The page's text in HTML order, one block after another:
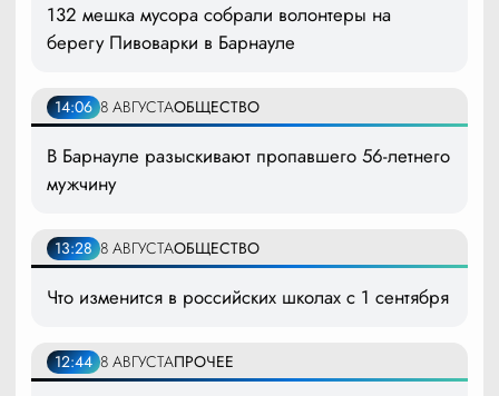
132 мешка мусора собрали волонтеры на
берегу Пивоварки в Барнауле
14:06 8 АВГУСТАОБЩЕСТВО
В Барнауле разыскивают пропавшего 56-летнего
мужчину
13:28 8 АВГУСТАОБЩЕСТВО
Что изменится в российских школах с 1 сентября
12:44 8 АВГУСТАПРОЧЕЕ